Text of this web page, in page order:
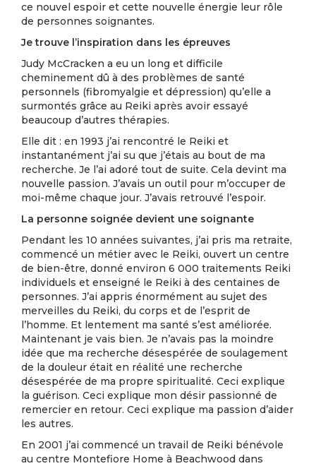
ce nouvel espoir et cette nouvelle énergie leur rôle
de personnes soignantes.
Je trouve l’inspiration dans les épreuves
Judy McCracken a eu un long et difficile
cheminement dû à des problèmes de santé
personnels (fibromyalgie et dépression) qu’elle a
surmontés grâce au Reiki après avoir essayé
beaucoup d’autres thérapies.
Elle dit : en 1993 j’ai rencontré le Reiki et
instantanément j’ai su que j’étais au bout de ma
recherche. Je l’ai adoré tout de suite. Cela devint ma
nouvelle passion. J’avais un outil pour m’occuper de
moi-même chaque jour. J’avais retrouvé l’espoir.
La personne soignée devient une soignante
Pendant les 10 années suivantes, j’ai pris ma retraite,
commencé un métier avec le Reiki, ouvert un centre
de bien-être, donné environ 6 000 traitements Reiki
individuels et enseigné le Reiki à des centaines de
personnes. J’ai appris énormément au sujet des
merveilles du Reiki, du corps et de l’esprit de
l’homme. Et lentement ma santé s’est améliorée.
Maintenant je vais bien. Je n’avais pas la moindre
idée que ma recherche désespérée de soulagement
de la douleur était en réalité une recherche
désespérée de ma propre spiritualité. Ceci explique
la guérison. Ceci explique mon désir passionné de
remercier en retour. Ceci explique ma passion d’aider
les autres.
En 2001 j’ai commencé un travail de Reiki bénévole
au centre Montefiore Home à Beachwood dans